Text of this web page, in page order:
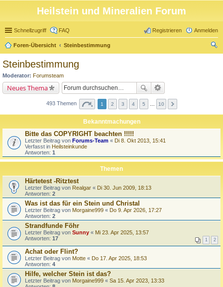
Heilstein und Mineralien Forum
Schnellzugriff FAQ Anmelden
Registrieren
Foren-Übersicht
Steinbestimmung
Steinbestimmung
Moderator: Forumsteam
Neues Thema
493 Themen 1 2 3 4 5 10
Bekanntmachungen
Bitte das COPYRIGHT beachten !!!!!
Letzter Beitrag von Forums-Team « Di 8. Okt 2013, 15:41
Verfasst in Heilsteinkunde
Antworten: 1
Themen
Härtetest -Ritztest
Letzter Beitrag von Realgar « Di 30. Jun 2009, 18:13
Antworten: 2
Was ist das für ein Stein und Christal
Letzter Beitrag von Morgaine999 « Do 9. Apr 2026, 17:27
Antworten: 2
Strandfunde Föhr
Letzter Beitrag von Sunny « Mi 23. Apr 2025, 13:57
Antworten: 17 1 2
Achat oder Flint?
Letzter Beitrag von Motte « Do 17. Apr 2025, 18:53
Antworten: 4
Hilfe, welcher Stein ist das?
Letzter Beitrag von Morgaine999 « Sa 15. Apr 2023, 13:33